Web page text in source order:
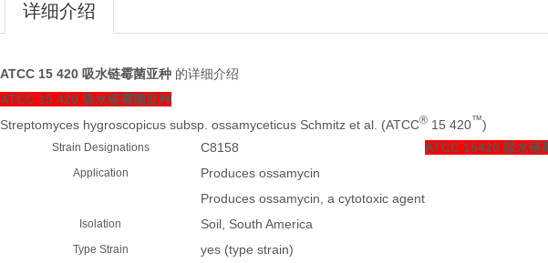
详细介绍
ATCC 15 420 吸水链霉菌亚种 的详细介绍
ATCC 15 420 吸水链霉菌亚种
Streptomyces hygroscopicus subsp. ossamyceticus Schmitz et al. (ATCC® 15 420™)
Strain Designations C8158
Application
Produces ossamycin
Produces ossamycin, a cytotoxic agent
Isolation Soil, South America
Type Strain yes (type strain)
ATCC 15420 吸水链